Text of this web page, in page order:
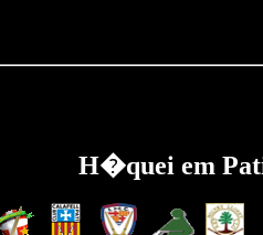
H�quei em